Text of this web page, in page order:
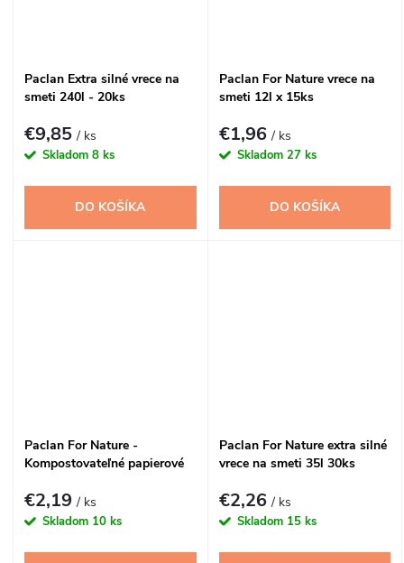
Paclan Extra silné vrece na
smeti 240l - 20ks
€9,85/ ks
Skladom 8 ks
DO KOŠÍKA
Paclan For Nature vrece na
smeti 12l x 15ks
€1,96/ ks
Skladom 27 ks
DO KOŠÍKA
Paclan For Nature -
Kompostovateľné papierové
10ks
€2,19/ ks
Skladom 10 ks
Paclan For Nature extra silné
vrece na smeti 35l 30ks
€2,26/ ks
Skladom 15 ks